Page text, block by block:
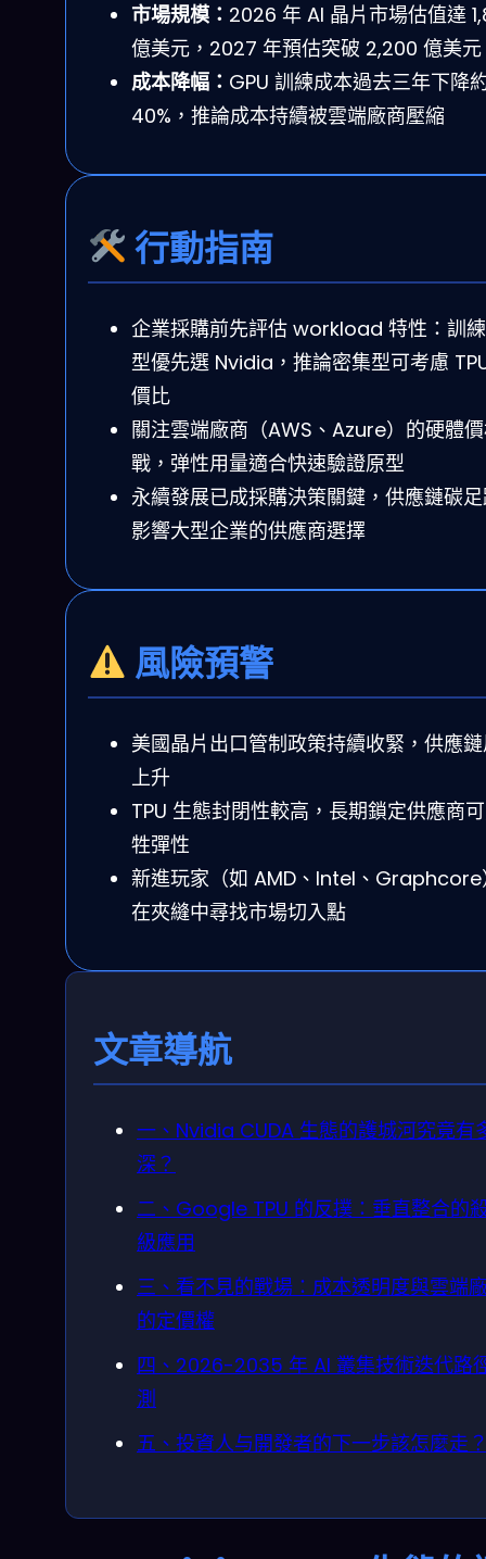
市場規模： 2026 年 AI 晶片市場估值達
億美元，2027 年預估突破 2,200 億美元
成本降幅： GPU 訓練成本過去三年下降
40%，推論成本持續被雲端廠商壓縮
行動指南
企業採購前先評估 workload 特性：訓
型優先選 Nvidia，推論密集型可考慮
價比
關注雲端廠商（AWS、Azure）的硬體
戰，弹性用量適合快速驗證原型
永續發展已成採購決策關鍵，供應鏈碳
影響大型企業的供應商選擇
風險預警
美國晶片出口管制政策持續收緊，供應
上升
TPU 生態封閉性較高，長期鎖定供應商
牲彈性
新進玩家（如 AMD、Intel、Graphcore
在夾縫中尋找市場切入點
文章導航
一、Nvidia CUDA 生態的護城河究竟有
深？
二、Google TPU 的反撲：垂直整合的
級應用
三、看不見的戰場：成本透明度與雲端
的定價權
四、2026-2035 年 AI 叢集技術迭代路
測
五、投資人与開發者的下一步該怎麼走